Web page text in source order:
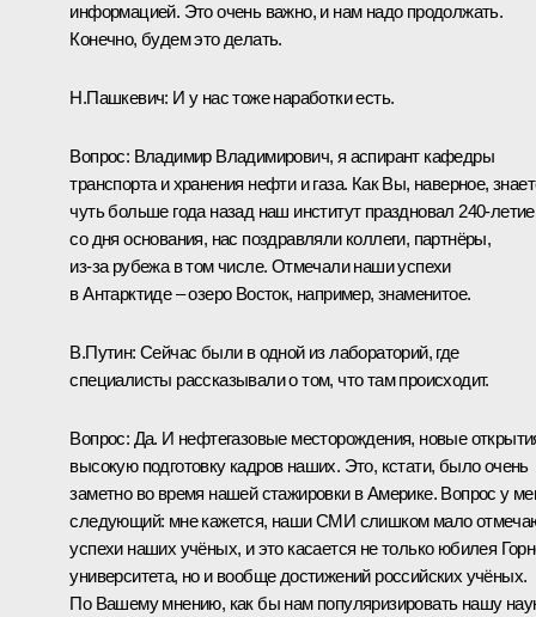
информацией. Это очень важно, и нам надо продолжать.
Конечно, будем это делать.
Н.Пашкевич: И у нас тоже наработки есть.
Вопрос: Владимир Владимирович, я аспирант кафедры
транспорта и хранения нефти и газа. Как Вы, наверное,
чуть больше года назад наш институт праздновал 240-летие
со дня основания, нас поздравляли коллеги, партнёры,
из‑за рубежа в том числе. Отмечали наши успехи
в Антарктиде – озеро Восток, например, знаменитое.
В.Путин: Сейчас были в одной из лабораторий, где
специалисты рассказывали о том, что там происходит.
Вопрос: Да. И нефтегазовые месторождения, новые
высокую подготовку кадров наших. Это, кстати, было очень
заметно во время нашей стажировки в Америке. Вопрос у
следующий: мне кажется, наши СМИ слишком мало
успехи наших учёных, и это касается не только юбилея
университета, но и вообще достижений российских учёных.
По Вашему мнению, как бы нам популяризировать нашу